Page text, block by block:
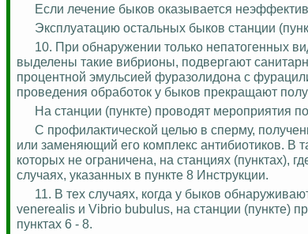
Если лечение быков оказывается
Эксплуатацию остальных быков станции
10. При обнаружении только непатогенных
выделены такие вибрионы, подвергают
процентной эмульсией фуразолидона с
проведения обработок у быков прекращают
На станции (пункте) проводят мероприятия
С профилактической целью в сперму,
или заменяющий его комплекс антибиотиков. В
которых не ограничена, на станциях (пунктах),
случаях, указанных в пункте 8 Инструкции.
11. В тех случаях, когда у быков
venerealis и Vibrio bubulus, на станции (пункте)
пунктах 6 - 8.